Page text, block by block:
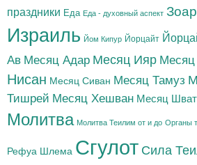
праздники Еда Еда - духовный аспект
Израиль Йом Кипур Йорцайт
Ав Месяц Адар Месяц Ияр Месяц
Нисан Месяц Сиван Месяц Тамуз
Тишрей Месяц Хешван Месяц Шват
Молитва Молитва Теилим от и до Органы
Рефуа Шлема Сгулот Сила